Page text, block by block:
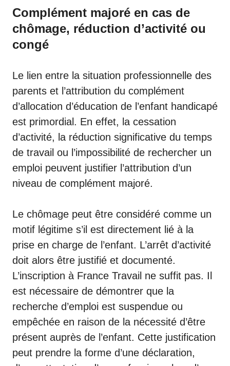
Complément majoré en cas de
chômage, réduction d’activité ou
congé
Le lien entre la situation professionnelle des
parents et l’attribution du complément
d’allocation d’éducation de l’enfant handicapé
est primordial. En effet, la cessation
d’activité, la réduction significative du temps
de travail ou l’impossibilité de rechercher un
emploi peuvent justifier l’attribution d’un
niveau de complément majoré.
Le chômage peut être considéré comme un
motif légitime s’il est directement lié à la
prise en charge de l’enfant. L’arrêt d’activité
doit alors être justifié et documenté.
L’inscription à France Travail ne suffit pas. Il
est nécessaire de démontrer que la
recherche d’emploi est suspendue ou
empêchée en raison de la nécessité d’être
présent auprès de l’enfant. Cette justification
peut prendre la forme d’une déclaration,